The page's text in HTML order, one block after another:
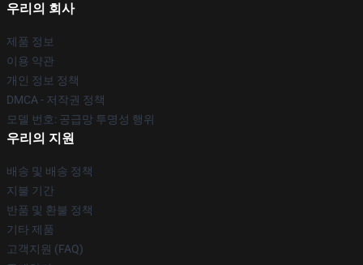
우리의 회사
제품 정보
이용 약관
개인 정보 정책
DMCA - 저작권 정책
모델 번호: 공급망 투명성 행위
우리의 지원
배송 및 배송 정책
지불 기간
반품 및 환불 정책
기타 제품
고객지원 (FAQ)